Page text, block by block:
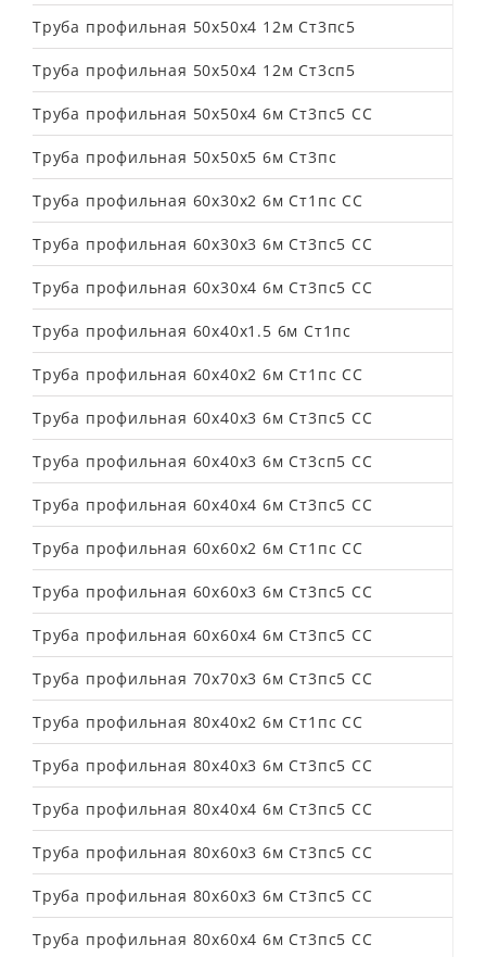
Труба профильная 50х50х4 12м Ст3пс5
Труба профильная 50х50х4 12м Ст3сп5
Труба профильная 50х50х4 6м Ст3пс5 СС
Труба профильная 50х50х5 6м Ст3пс
Труба профильная 60х30х2 6м Ст1пс СС
Труба профильная 60х30х3 6м Ст3пс5 СС
Труба профильная 60х30х4 6м Ст3пс5 СС
Труба профильная 60х40х1.5 6м Ст1пс
Труба профильная 60х40х2 6м Ст1пс СС
Труба профильная 60х40х3 6м Ст3пс5 СС
Труба профильная 60х40х3 6м Ст3сп5 СС
Труба профильная 60х40х4 6м Ст3пс5 СС
Труба профильная 60х60х2 6м Ст1пс СС
Труба профильная 60х60х3 6м Ст3пс5 СС
Труба профильная 60х60х4 6м Ст3пс5 СС
Труба профильная 70х70х3 6м Ст3пс5 СС
Труба профильная 80х40х2 6м Ст1пс СС
Труба профильная 80х40х3 6м Ст3пс5 СС
Труба профильная 80х40х4 6м Ст3пс5 СС
Труба профильная 80х60х3 6м Ст3пс5 СС
Труба профильная 80х60х3 6м Ст3пс5 СС
Труба профильная 80х60х4 6м Ст3пс5 СС